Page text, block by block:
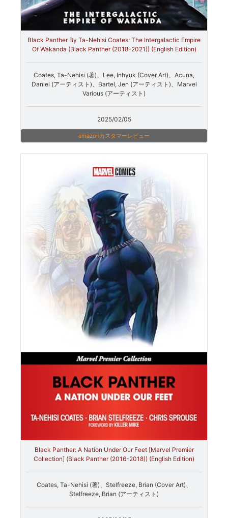
Black Panther By Ta-Nehisi Coates: The Intergalactic Empire
Of Wakanda (Black Panther (2018-2021)) (English Edition)
Coates, Ta-Nehisi (著)、Lee, Inhyuk (Cover Art)、Acuna,
Daniel (アーティスト)、Bartel, Jen (アーティスト)、Marvel
Various (アーティスト)
2025/02/05
amazonカスタマーレビュー
Black Panther: A Nation Under Our Feet [Marvel Premier
Collection] (Black Panther (2016-2018)) (English Edition)
Coates, Ta-Nehisi (著)、Stelfreeze, Brian (Cover Art)、
Stelfreeze, Brian (アーティスト)